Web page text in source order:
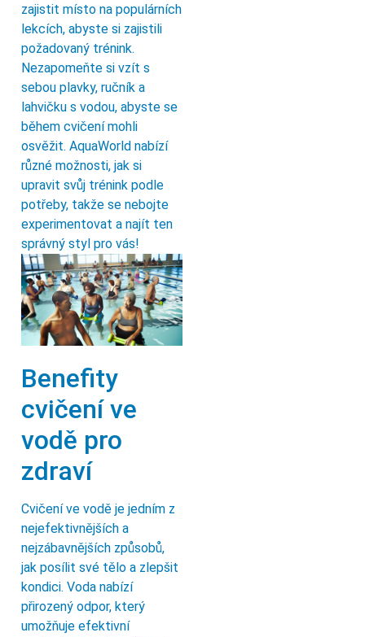
zajistit místo na populárních
lekcích, abyste si zajistili
požadovaný trénink.
Nezapomeňte si vzít s
sebou plavky, ručník a
lahvičku s vodou, abyste se
během cvičení mohli
osvěžit. AquaWorld nabízí
různé možnosti, jak si
upravit svůj trénink podle
potřeby, takže se nebojte
experimentovat a najít ten
správný styl pro vás!
Benefity
cvičení ve
vodě pro
zdraví
Cvičení ve vodě je jedním z
nejefektivnějších a
nejzábavnějších způsobů,
jak posílit své tělo a zlepšit
kondici. Voda nabízí
přirozený odpor, který
umožňuje efektivní